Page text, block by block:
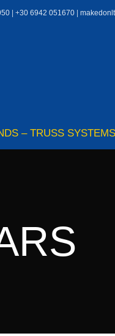
| +30 6942 051670
– TRUSS SYSTEMS